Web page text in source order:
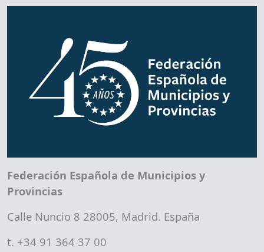
Federación Española de Municipios y
Provincias
Calle Nuncio 8 28005, Madrid. España
t. +34 91 364 37 00